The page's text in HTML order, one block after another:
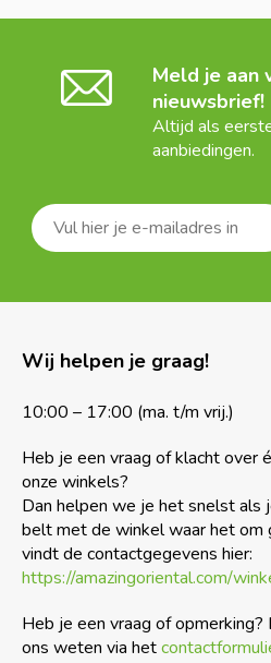
Meld je aan
nieuwsbrief!
Altijd als
aanbiedingen.
Wij helpen je graag!
10:00 – 17:00 (ma. t/m vrij.)
Heb je een vraag of klacht over
onze winkels?
Dan helpen we je het snelst als
belt met de winkel waar het om
vindt de contactgegevens hier:
https://amazingoriental.com/
Heb je een vraag of opmerking?
ons weten via het